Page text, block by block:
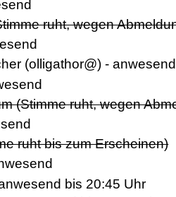
ruht, wegen
(olligathor@) - anwesend
(Stimme ruht, wegen
ruht bis zum Erscheinen)
bis 20:45 Uhr